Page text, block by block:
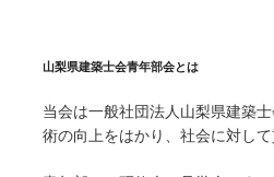
山梨県建築士会青年部会とは
当会は一般社団法人山梨県建築
術の向上をはかり、社会に対し